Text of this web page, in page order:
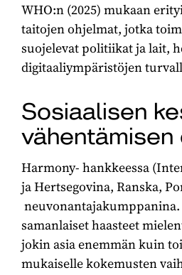
WHO:n (2025) mukaan
taitojen ohjelmat, jotka
suojelevat politiikat ja lait,
digitaaliympäristöjen
Sosiaalisen
Harmony- hankkeessa
ja Hertsegovina, Ranska,
samanlaiset haasteet
jokin asia enemmän kuin
mukaiselle kokemusten